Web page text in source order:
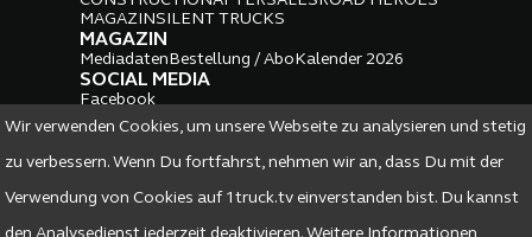
Wir verwenden Cookies, um unsere Webseite zu analysieren und stetig
zu verbessern. Wenn Du fortfahrst, nehmen wir an, dass Du mit der
Verwendung von Cookies auf 1truck.tv einverstanden bist. Du kannst
MAGAZINSILENT TRUCKS
MAGAZIN
MediadatenBestellung / AboKalender 2026
SOCIAL MEDIA
Facebook
InstagramLinkedIn